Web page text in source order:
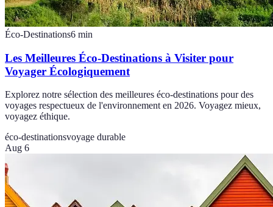
Éco-Destinations6 min
Les Meilleures Éco-Destinations à Visiter pour
Voyager Écologiquement
Explorez notre sélection des meilleures éco-destinations pour des
voyages respectueux de l'environnement en 2026. Voyagez mieux,
voyagez éthique.
éco-destinationsvoyage durable
Aug 6